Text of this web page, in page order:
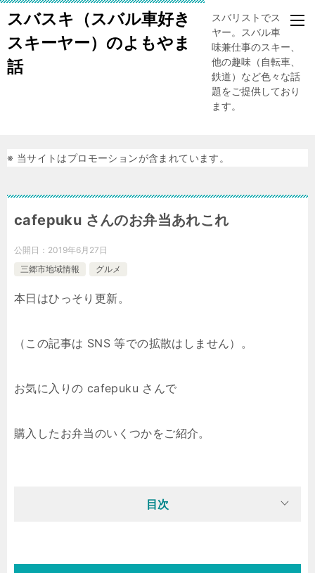
スバスキ（スバル車好き
スキーヤー）のよもやま
話
スバリストでスキー
ヤー。スバル車、趣
味兼仕事のスキー、
他の趣味（自転車、
鉄道）など色々な話
題をご提供しており
ます。
※ 当サイトはプロモーションが含まれています。
cafepuku さんのお弁当あれこれ
公開日： 2019年6月27日
三郷市地域情報
グルメ
本日はひっそり更新。
（この記事は SNS 等での拡散はしません）。
お気に入りの cafepuku さんで
購入したお弁当のいくつかをご紹介。
目次